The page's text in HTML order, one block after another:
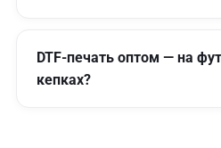
DTF-печать оптом — на
кепках?